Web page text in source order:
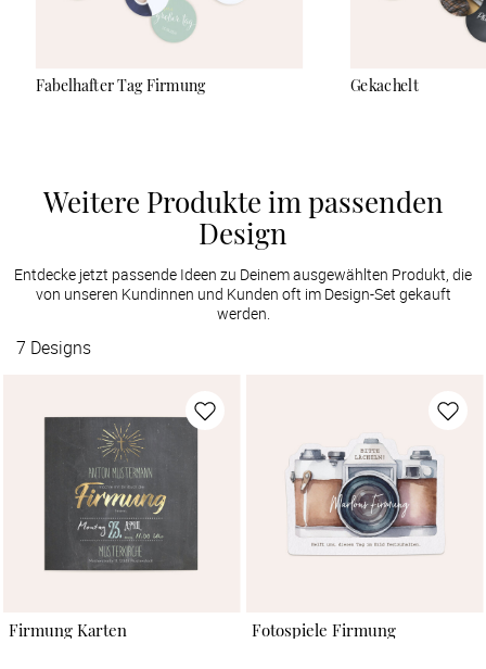
Fabelhafter Tag Firmung Gekachelt
Weitere Produkte im passenden
Design
Entdecke jetzt passende Ideen zu Deinem ausgewählten Produkt, die
von unseren Kundinnen und Kunden oft im Design-Set gekauft
werden.
7 Designs
Firmung Karten Fotospiele Firmung